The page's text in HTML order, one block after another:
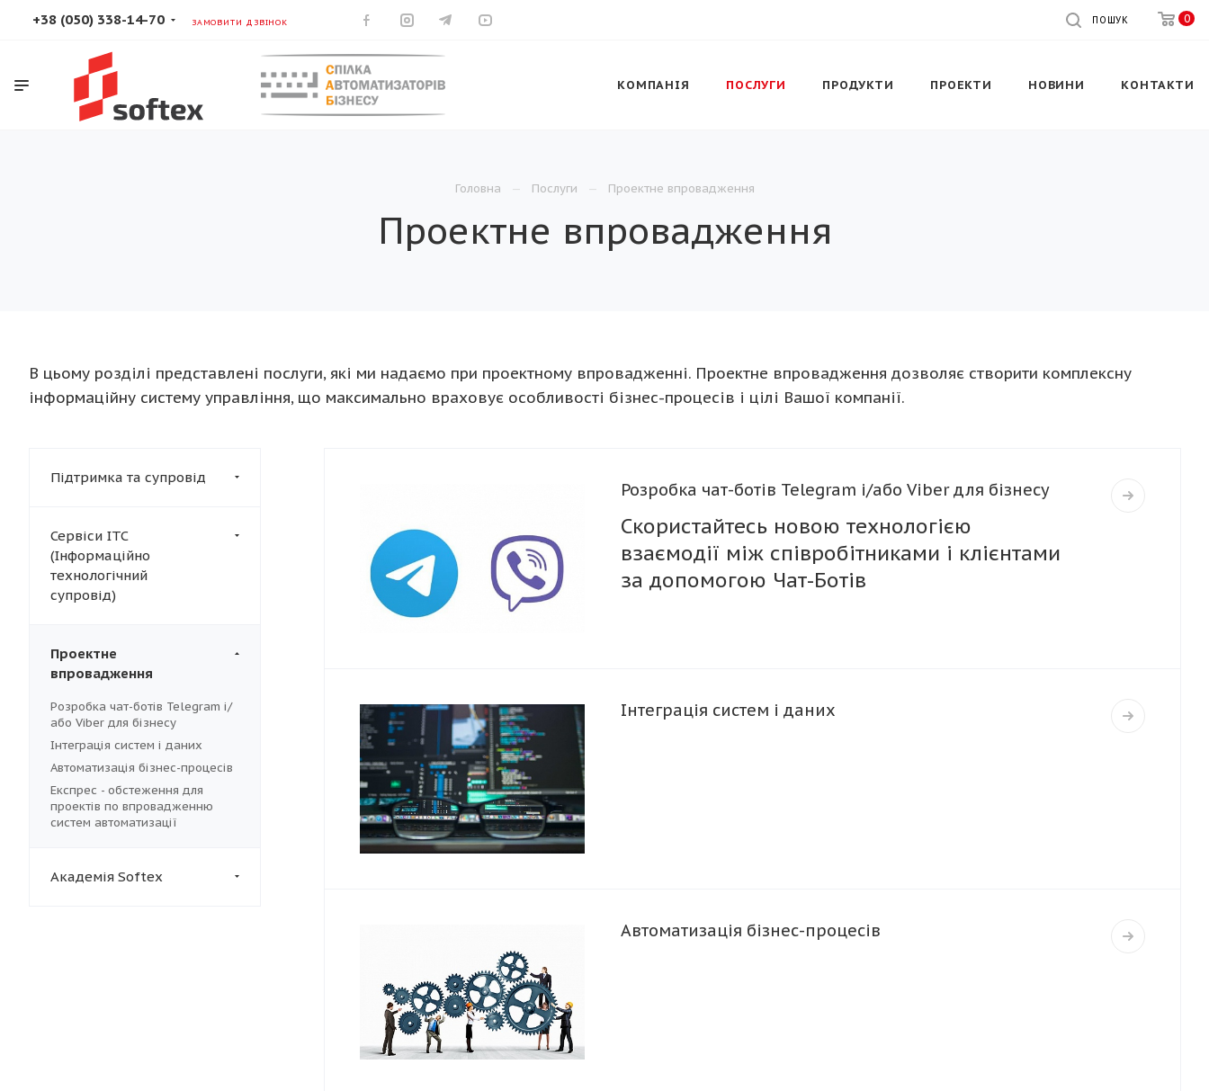
+38 (050) 338-14-70 ЗАМОВИТИ ДЗВІНОК 0
ПОШУК
КОМПАНІЯ ПОСЛУГИ ПРОДУКТИ ПРОЕКТИ НОВИНИ КОНТАКТИ
Головна Послуги Проектне впровадження
Проектне впровадження
В цьому розділі представлені послуги, які ми надаємо при проектному впровадженні. Проектне впровадження дозволяє створити комплексну
інформаційну систему управління, що максимально враховує особливості бізнес-процесів і цілі Вашої компанії.
Підтримка та супровід
Сервіси ІТС
(Інформаційно
технологічний
супровід)
Проектне
впровадження
Розробка чат-ботів Telegram і/
або Viber для бізнесу
Інтеграція систем і даних
Автоматизація бізнес-процесів
Експрес - обстеження для
проектів по впровадженню
систем автоматизації
Академія Softex
Розробка чат-ботів Telegram і/або Viber для бізнесу
Скористайтесь новою технологією
взаємодії між співробітниками і клієнтами
за допомогою Чат-Ботів
Інтеграція систем і даних
Автоматизація бізнес-процесів